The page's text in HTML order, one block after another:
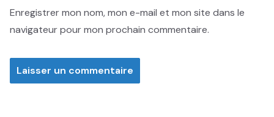
Enregistrer mon nom, mon e-mail et mon site dans le
navigateur pour mon prochain commentaire.